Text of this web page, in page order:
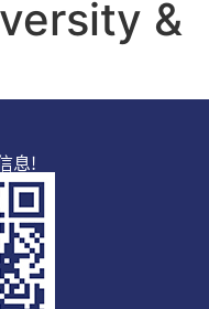
&
息!